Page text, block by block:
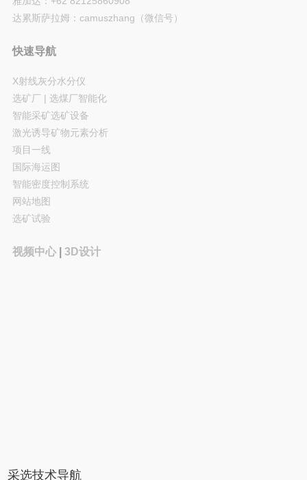
达累斯萨拉姆：camuszhang（微信号）
快速导航
X射线灰分水分仪
选矿厂 | 选煤厂智能化
智能采矿选矿设备
激光诱导矿物元素分析
项目一线
国际海运图
智能密度控制系统
网站地图
选矿试验
视频中心 3D设计
采选技术导航